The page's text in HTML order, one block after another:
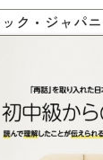
ぴったりの
が変わるかも
ことについて
手に伝わる
ク・ジャパ